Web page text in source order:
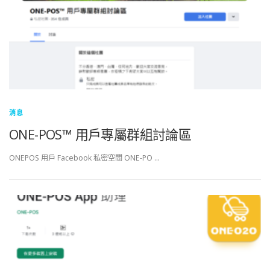
消息
ONE-POS™ 用戶專屬群組討論區
ONEPOS 用戶 Facebook 私密空間 ONE-PO …